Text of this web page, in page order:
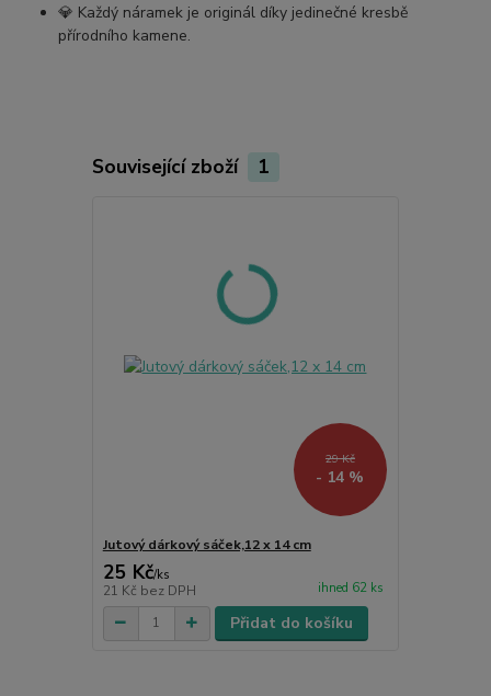
💎 Každý náramek je originál díky jedinečné kresbě
přírodního kamene.
Související zboží 1
29 Kč
- 14 %
Jutový dárkový sáček,12 x 14 cm
25 Kč/ks
21 Kč bez DPH ihned 62 ks
Přidat do košíku